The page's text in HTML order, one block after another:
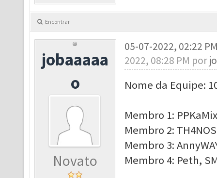
Encontrar
jobaaaaa
o
Novato
05-07-2022, 02:22
2022, 08:28 PM por
Nome da Equipe:
Membro 1:
Membro 2:
Membro 3:
Membro 4: Peth,